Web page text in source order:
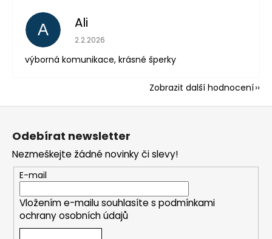
A Ali
Hodnocení obchodu je 5 z 5 hvězdiček.
2.2.2026
výborná komunikace, krásné šperky
Zobrazit další hodnocení
Z
Odebírat newsletter
Nezmeškejte žádné novinky či slevy!
E-mail
Vložením e-mailu souhlasíte s podmínkami
ochrany osobních údajů